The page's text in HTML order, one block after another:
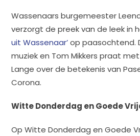
Wassenaars burgemeester
verzorgt de preek van de leek in
uit Wassenaar’op paasochtend.
muziek en Tom Mikkers praat
Lange over de betekenis van
Corona.
Witte Donderdag en Goede
Op Witte Donderdag en Goede